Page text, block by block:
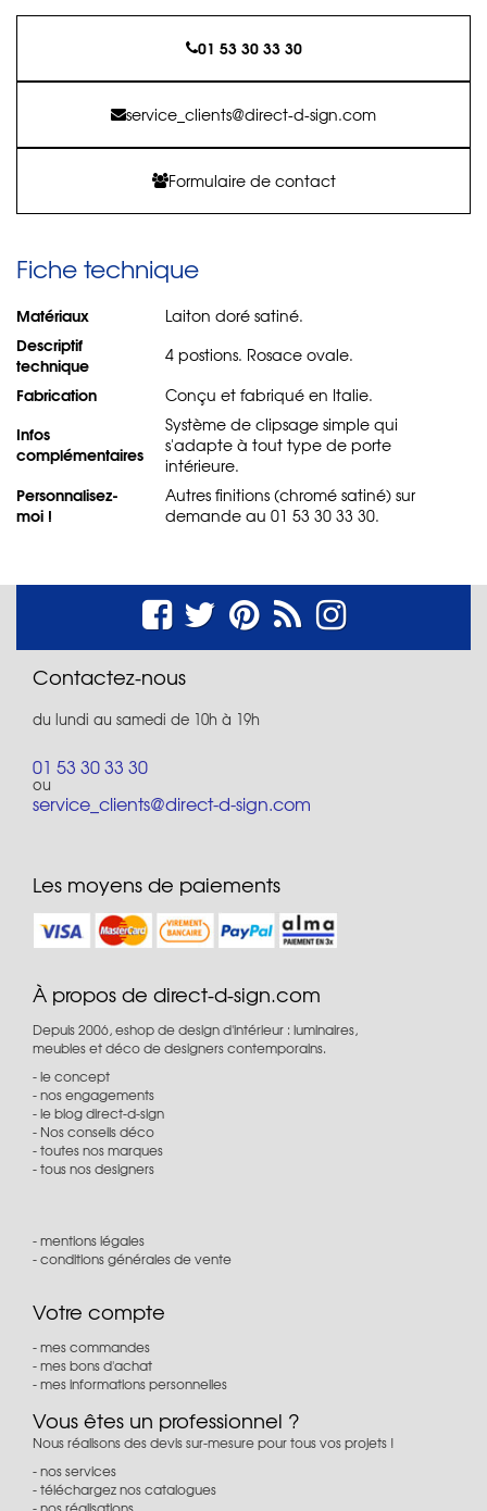
01 53 30 33 30
service_clients@direct-d-sign.com
Formulaire de contact
Fiche technique
Matériaux Laiton doré satiné.
Descriptif
technique
4 postions. Rosace ovale.
Fabrication Conçu et fabriqué en Italie.
Infos
complémentaires
Système de clipsage simple qui
s'adapte à tout type de porte
intérieure.
Personnalisez-
moi !
Autres finitions (chromé satiné) sur
demande au 01 53 30 33 30.
Contactez-nous
du lundi au samedi de 10h à 19h
01 53 30 33 30
ou
service_clients@direct-d-sign.com
Les moyens de paiements
À propos de direct-d-sign.com
Depuis 2006, eshop de design d'intérieur : luminaires,
meubles et déco de designers contemporains.
le concept
nos engagements
le blog direct-d-sign
Nos conseils déco
toutes nos marques
tous nos designers
mentions légales
conditions générales de vente
Votre compte
mes commandes
mes bons d'achat
mes informations personnelles
Vous êtes un professionnel ?
Nous réalisons des devis sur-mesure pour tous vos projets !
nos services
téléchargez nos catalogues